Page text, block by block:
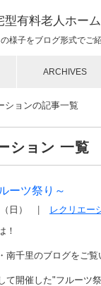
型有料老人ホー
様子をブログ形式でご紹
ARCHIVES
ションの記事一覧
ション 一覧
ーツ祭り～
日）
レクリエー
！
南千里のブログをご
て開催した"フルーツ